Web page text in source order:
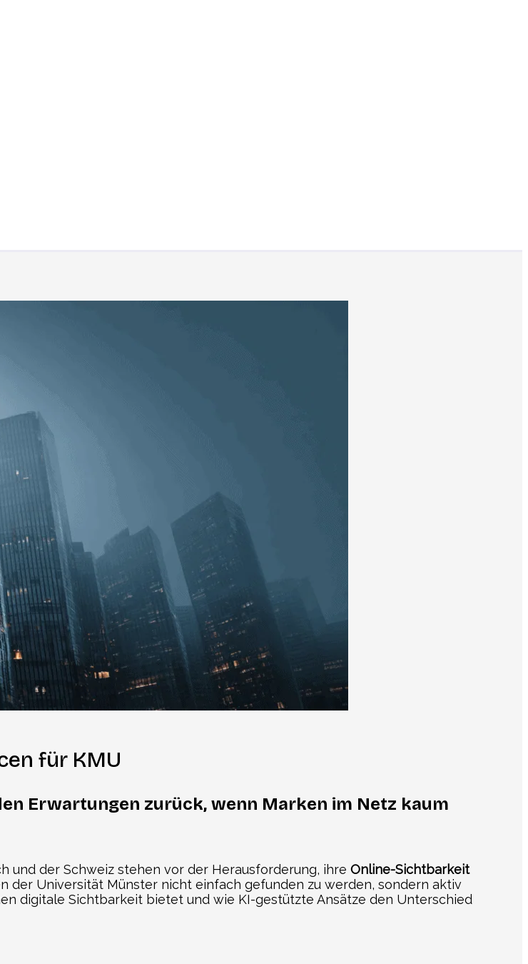
für KMU
Erwartungen zurück, wenn Marken im Netz kaum
und der Schweiz stehen vor der Herausforderung, ihre Online-Sichtbarkeit
Universität Münster nicht einfach gefunden zu werden, sondern aktiv
digitale Sichtbarkeit bietet und wie KI-gestützte Ansätze den Unterschied